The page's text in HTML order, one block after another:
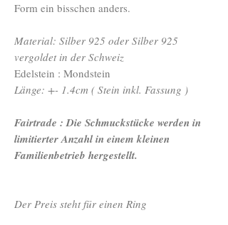
Form ein bisschen anders.
Material: Silber 925 oder Silber 925
vergoldet in der Schweiz
Edelstein : Mondstein
Länge: +- 1.4cm ( Stein inkl. Fassung )
Fairtrade : Die Schmuckstücke werden in
limitierter Anzahl in einem kleinen
Familienbetrieb hergestellt.
Der Preis steht für einen Ring